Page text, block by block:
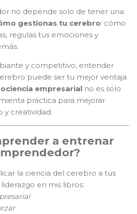
no depende solo de tener una
gestionas tu cerebro: cómo
regulas tus emociones y
y competitivo, entender
puede ser tu mejor ventaja
empresarial no es solo
práctica para mejorar
y creatividad.
a entrenar
la ciencia del cerebro a tus
en mis libros: